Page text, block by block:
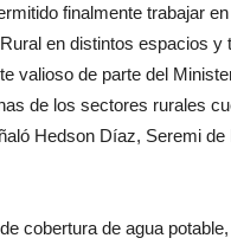
finalmente trabajar
en distintos espacios y
valioso de parte del
de los sectores rurales
Hedson Díaz, Seremi
cobertura de agua